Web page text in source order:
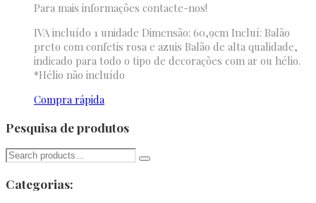
Para mais informações contacte-nos!
IVA incluído 1 unidade Dimensão: 60,9cm Incluí: Balão
preto com confetis rosa e azuis Balão de alta qualidade,
indicado para todo o tipo de decorações com ar ou hélio.
*Hélio não incluído
Compra rápida
Pesquisa de produtos
Categorias: